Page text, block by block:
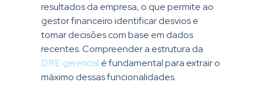
resultados da empresa, o que permite ao
gestor financeiro identificar desvios e
tomar decisões com base em dados
recentes. Compreender a estrutura da
DRE gerencial é fundamental para extrair o
máximo dessas funcionalidades.